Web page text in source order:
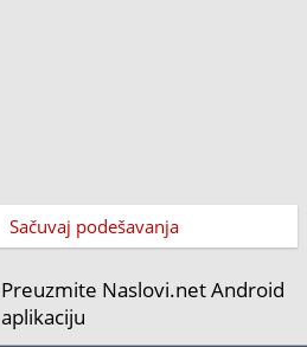
Sačuvaj podešavanja
Preuzmite Naslovi.net Android
aplikaciju